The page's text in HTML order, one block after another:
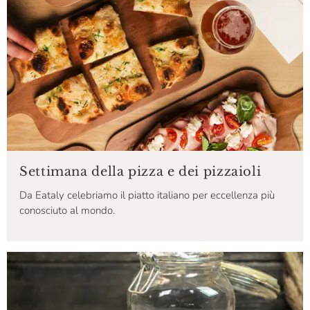
Settimana della pizza e dei pizzaioli
Da Eataly celebriamo il piatto italiano per eccellenza più
conosciuto al mondo.